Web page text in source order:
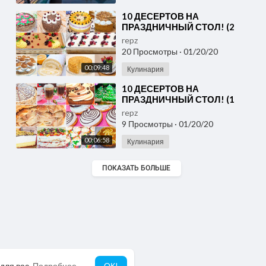
00:09:48
⁣10 ДЕСЕРТОВ НА
ПРАЗДНИЧНЫЙ СТОЛ! (2
часть)
repz
20 Просмотры · 01/20/20
Кулинария
00:06:58
⁣10 ДЕСЕРТОВ НА
ПРАЗДНИЧНЫЙ СТОЛ! (1
часть)
repz
9 Просмотры · 01/20/20
Кулинария
ПОКАЗАТЬ БОЛЬШЕ